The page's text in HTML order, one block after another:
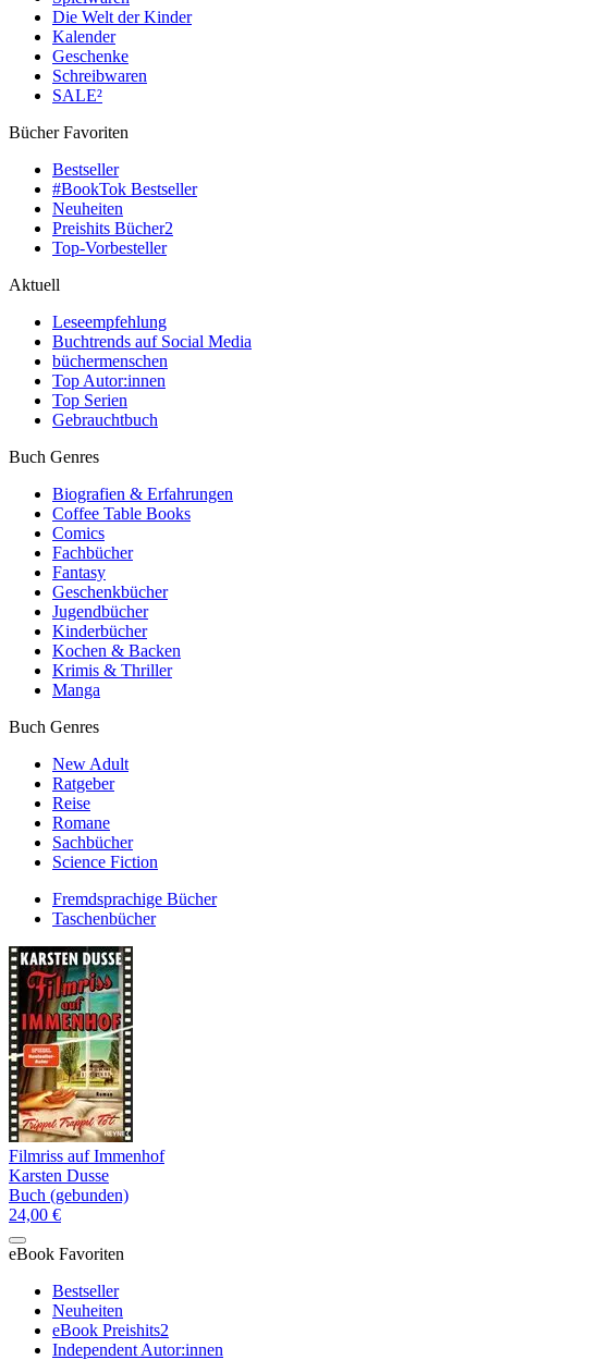
Die Welt der Kinder
Kalender
Geschenke
Schreibwaren
SALE²
Bücher Favoriten
Bestseller
#BookTok Bestseller
Neuheiten
Preishits Bücher2
Top-Vorbesteller
Aktuell
Leseempfehlung
Buchtrends auf Social Media
büchermenschen
Top Autor:innen
Top Serien
Gebrauchtbuch
Buch Genres
Biografien & Erfahrungen
Coffee Table Books
Comics
Fachbücher
Fantasy
Geschenkbücher
Jugendbücher
Kinderbücher
Kochen & Backen
Krimis & Thriller
Manga
Buch Genres
New Adult
Ratgeber
Reise
Romane
Sachbücher
Science Fiction
Fremdsprachige Bücher
Taschenbücher
Filmriss auf Immenhof
Karsten Dusse
Buch (gebunden)
24,00 €
eBook Favoriten
Bestseller
Neuheiten
eBook Preishits2
Independent Autor:innen